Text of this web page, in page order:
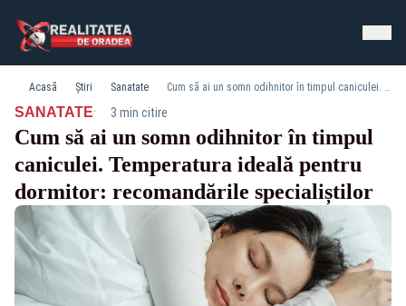
Acasă Știri Sanatate Cum să ai un somn odihnitor în timpul caniculei. Temperatura ideală pentru dormitor: recomandările specialiștilor
SANATATE· 3 min citire
Cum să ai un somn odihnitor în timpul
caniculei. Temperatura ideală pentru
dormitor: recomandările specialiștilor